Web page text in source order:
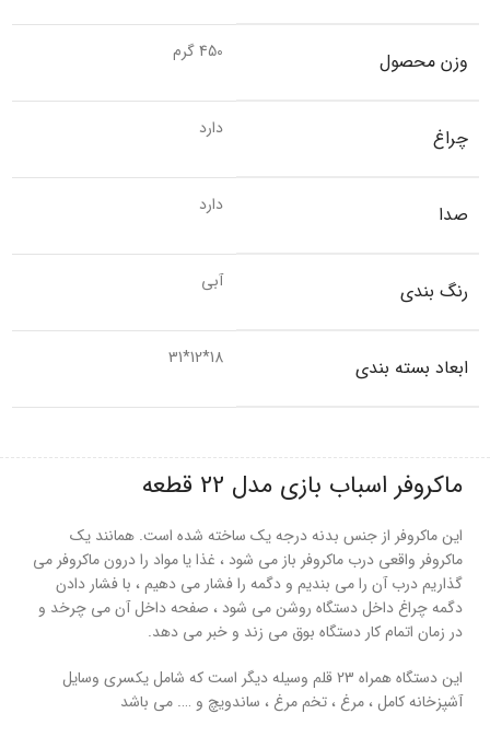
وزن محصول 450 گرم
چراغ دارد
صدا دارد
رنگ بندی آبی
ابعاد بسته بندی 18*12*31
ماکروفر اسباب بازی مدل 22 قطعه
این ماکروفر از جنس بدنه درجه یک ساخته شده است. همانند یک
ماکروفر واقعی درب ماکروفر باز می شود ، غذا یا مواد را درون ماکروفر می
گذاریم درب آن را می بندیم و دگمه را فشار می دهیم ، با فشار دادن
دگمه چراغ داخل دستگاه روشن می شود ، صفحه داخل آن می چرخد و
در زمان اتمام کار دستگاه بوق می زند و خبر می دهد.
این دستگاه همراه 23 قلم وسیله دیگر است که شامل یکسری وسایل
آشپزخانه کامل ، مرغ ، تخم مرغ ، ساندویچ و …. می باشد